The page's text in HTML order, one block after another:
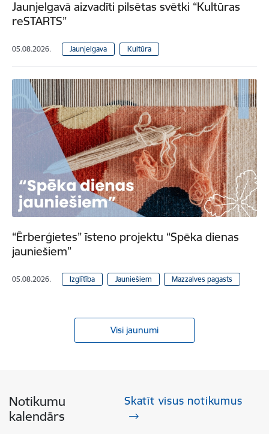
Jaunjelgavā aizvadīti pilsētas svētki “Kultūras
reSTARTS”
05.08.2026. Jaunjelgava Kultūra
“Ērberģietes” īsteno projektu “Spēka dienas
jauniešiem”
05.08.2026. Izglītība Jauniešiem Mazzalves pagasts
Visi jaunumi
Notikumu
kalendārs
Skatīt visus notikumus